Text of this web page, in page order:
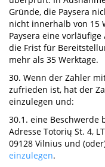
Gründe, die Paysera
nicht innerhalb von 15
Paysera eine
die Frist für
mehr als 35 Werktage.
30. Wenn der Zahler
zufrieden ist, hat der
einzulegen und:
30.1. eine Beschwerde
Adresse Totorių St. 4,
09128 Vilnius und
einzulegen.